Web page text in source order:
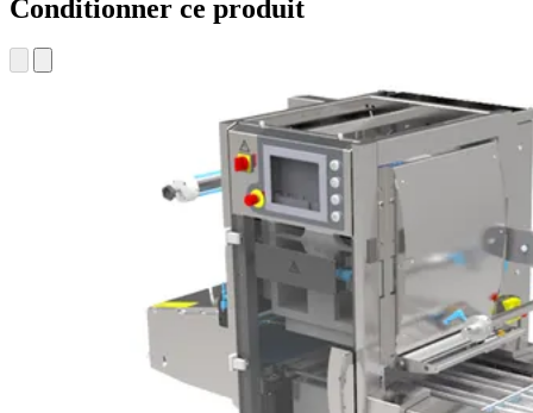
Conditionner ce produit